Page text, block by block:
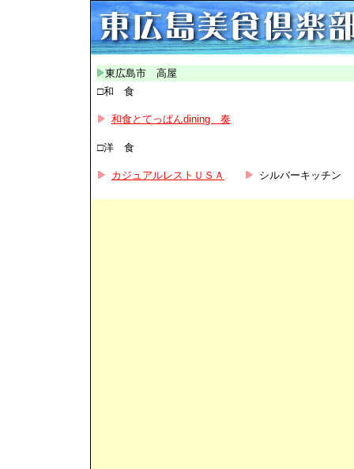
東広島市 高屋
□和 食
和食とてっぱんdining 奏
□洋 食
カジュアルレストＵＳＡ シルバーキッチン